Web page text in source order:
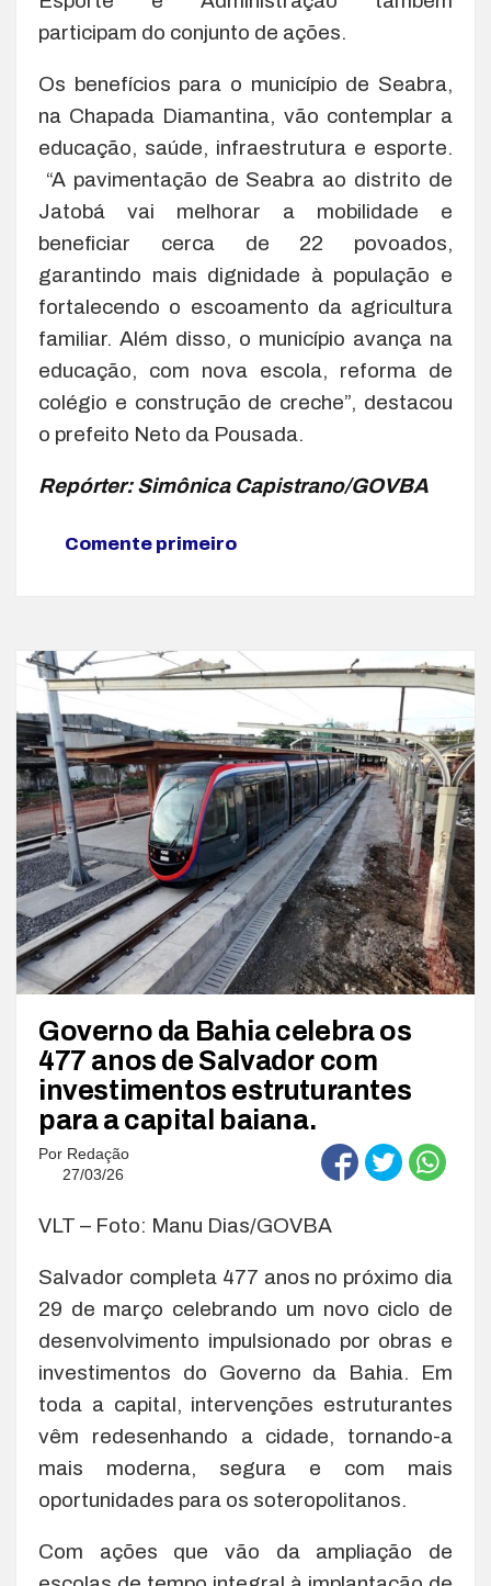
participam do conjunto de ações.
Os benefícios para o município de Seabra,
na Chapada Diamantina, vão contemplar a
educação, saúde, infraestrutura e esporte.
“A pavimentação de Seabra ao distrito de
Jatobá vai melhorar a mobilidade e
beneficiar cerca de 22 povoados,
garantindo mais dignidade à população e
fortalecendo o escoamento da agricultura
familiar. Além disso, o município avança na
educação, com nova escola, reforma de
colégio e construção de creche”, destacou
o prefeito Neto da Pousada.
Repórter: Simônica Capistrano/GOVBA
Comente primeiro
Governo da Bahia celebra os
477 anos de Salvador com
investimentos estruturantes
para a capital baiana.
Por Redação
27/03/26
VLT – Foto: Manu Dias/GOVBA
Salvador completa 477 anos no próximo dia
29 de março celebrando um novo ciclo de
desenvolvimento impulsionado por obras e
investimentos do Governo da Bahia. Em
toda a capital, intervenções estruturantes
vêm redesenhando a cidade, tornando-a
mais moderna, segura e com mais
oportunidades para os soteropolitanos.
Com ações que vão da ampliação de